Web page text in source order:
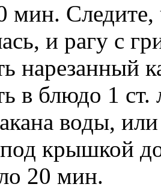
мин.
и рагу с
нарезанный
в блюдо 1 ст.
воды,
крышкой
20 мин.